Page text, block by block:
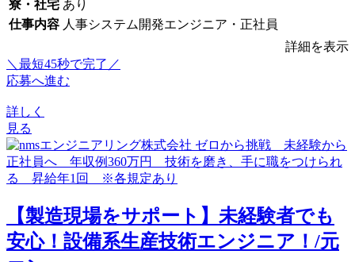
寮・社宅 あり
仕事内容 人事システム開発エンジニア・正社員
詳細を表示
＼最短45秒で完了／
応募へ進む
詳しく
見る
【製造現場をサポート】未経験者でも
安心！設備系生産技術エンジニア！/元